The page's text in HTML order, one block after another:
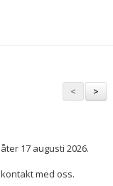
>
<
17 augusti 2026.
med oss.